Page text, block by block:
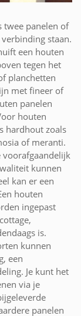
twee panelen of
staan.
een houten
tegen het
planchetten
met fineer of
panelen
houten
hardhout zoals
of meranti.
kunnen
kan er een
houten
ingepast
is.
kunnen
een
Je kunt het
via je
panelen